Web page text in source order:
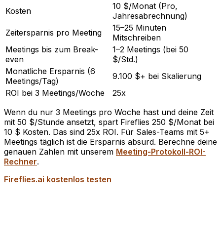
Kosten
10 $/Monat (Pro,
Jahresabrechnung)
Zeitersparnis pro Meeting
15–25 Minuten
Mitschreiben
Meetings bis zum Break-
even
1–2 Meetings (bei 50
$/Std.)
Monatliche Ersparnis (6
Meetings/Tag)
9.100 $+ bei Skalierung
ROI bei 3 Meetings/Woche
25x
Wenn du nur 3 Meetings pro Woche hast und deine Zeit
mit 50 $/Stunde ansetzt, spart Fireflies 250 $/Monat bei
10 $ Kosten. Das sind 25x ROI. Für Sales-Teams mit 5+
Meetings täglich ist die Ersparnis absurd. Berechne deine
genauen Zahlen mit unserem Meeting-Protokoll-ROI-
Rechner.
Fireflies.ai kostenlos testen